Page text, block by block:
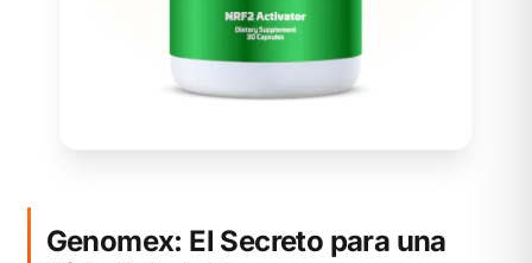
Genomex: El Secreto para una